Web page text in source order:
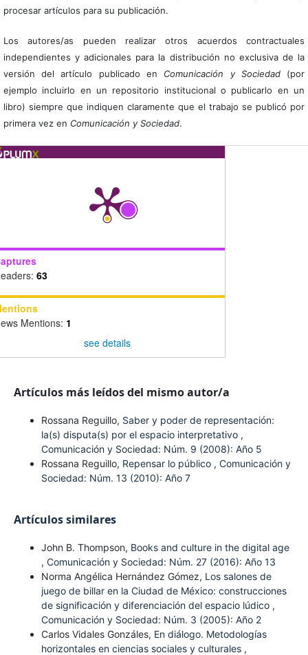
procesar artículos para su publicación.
Los autores/as pueden realizar otros acuerdos contractuales
independientes y adicionales para la distribución no exclusiva de la
versión del artículo publicado en Comunicación y Sociedad(por
ejemplo incluirlo en un repositorio institucional o publicarlo en un
libro) siempre que indiquen claramente que el trabajo se publicó por
primera vez en Comunicación y Sociedad.
63
Mentions: 1
see details
Artículos más leídos del mismo autor/a
Rossana Reguillo, Saber y poder de representación:
la(s) disputa(s) por el espacio interpretativo ,
Comunicación y Sociedad: Núm. 9 (2008): Año 5
Rossana Reguillo, Repensar lo público , Comunicación y
Sociedad: Núm. 13 (2010): Año 7
Artículos similares
John B. Thompson, Books and culture in the digital age
, Comunicación y Sociedad: Núm. 27 (2016): Año 13
Norma Angélica Hernández Gómez, Los salones de
juego de billar en la Ciudad de México: construcciones
de significación y diferenciación del espacio lúdico ,
Comunicación y Sociedad: Núm. 3 (2005): Año 2
Carlos Vidales Gonzáles, En diálogo. Metodologías
horizontales en ciencias sociales y culturales ,